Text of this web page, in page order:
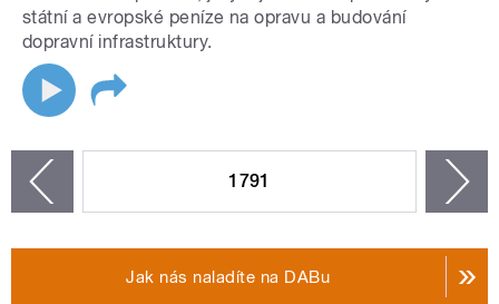
státní a evropské peníze na opravu a budování
dopravní infrastruktury.
1791
Jak nás naladíte na DABu